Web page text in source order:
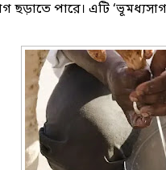
পারে। এটি